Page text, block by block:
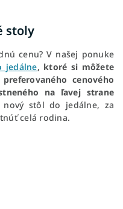
stoly
cenu? V našej ponuke
jedálne, ktoré si môžete
cenového
na ľavej strane
nový stôl do jedálne, za
celá rodina.